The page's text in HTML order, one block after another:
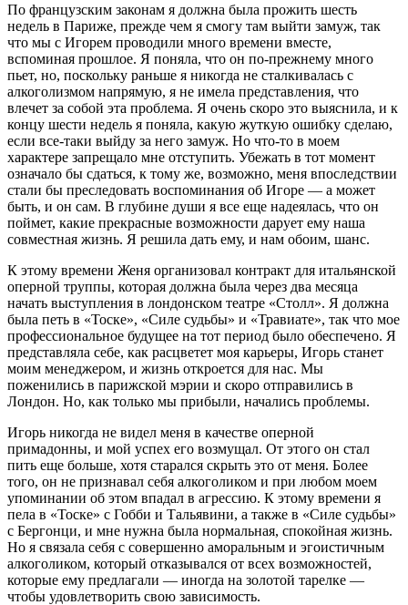
По французским законам я должна была прожить шесть
недель в Париже, прежде чем я смогу там выйти замуж, так
что мы с Игорем проводили много времени вместе,
вспоминая прошлое. Я поняла, что он по-прежнему много
пьет, но, поскольку раньше я никогда не сталкивалась с
алкоголизмом напрямую, я не имела представления, что
влечет за собой эта проблема. Я очень скоро это выяснила, и к
концу шести недель я поняла, какую жуткую ошибку сделаю,
если все-таки выйду за него замуж. Но что-то в моем
характере запрещало мне отступить. Убежать в тот момент
означало бы сдаться, к тому же, возможно, меня впоследствии
стали бы преследовать воспоминания об Игоре — а может
быть, и он сам. В глубине души я все еще надеялась, что он
поймет, какие прекрасные возможности дарует ему наша
совместная жизнь. Я решила дать ему, и нам обоим, шанс.
К этому времени Женя организовал контракт для итальянской
оперной труппы, которая должна была через два месяца
начать выступления в лондонском театре «Столл». Я должна
была петь в «Тоске», «Силе судьбы» и «Травиате», так что мое
профессиональное будущее на тот период было обеспечено. Я
представляла себе, как расцветет моя карьеры, Игорь станет
моим менеджером, и жизнь откроется для нас. Мы
поженились в парижской мэрии и скоро отправились в
Лондон. Но, как только мы прибыли, начались проблемы.
Игорь никогда не видел меня в качестве оперной
примадонны, и мой успех его возмущал. От этого он стал
пить еще больше, хотя старался скрыть это от меня. Более
того, он не признавал себя алкоголиком и при любом моем
упоминании об этом впадал в агрессию. К этому времени я
пела в «Тоске» с Гобби и Тальявини, а также в «Силе судьбы»
с Бергонци, и мне нужна была нормальная, спокойная жизнь.
Но я связала себя с совершенно аморальным и эгоистичным
алкоголиком, который отказывался от всех возможностей,
которые ему предлагали — иногда на золотой тарелке —
чтобы удовлетворить свою зависимость.